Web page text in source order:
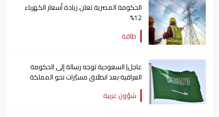
الحكومة المصرية تعلن زيادة أسعار الكهرباء
12%
طاقة
عاجل| السعودية توجه رسالة إلى الحكومة
العراقية بعد انطلاق مسيّرات نحو المملكة
شؤون عربية